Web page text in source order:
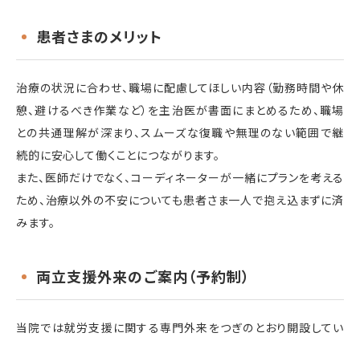
患者さまのメリット
治療の状況に合わせ、職場に配慮してほしい内容（勤務時間や休
憩、避けるべき作業など）を主治医が書面にまとめるため、職場
との共通理解が深まり、スムーズな復職や無理のない範囲で継
続的に安心して働くことにつながります。
また、医師だけでなく、コーディネーターが一緒にプランを考える
ため、治療以外の不安についても患者さま一人で抱え込まずに済
みます。
両立支援外来のご案内（予約制）
当院では就労支援に関する専門外来をつぎのとおり開設してい